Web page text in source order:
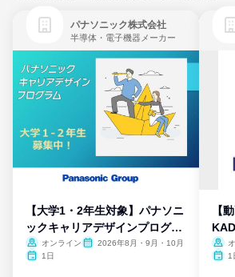
パナソニック株式会社
半導体・電子機器メーカー
【大学1・2年生対象】パナソニ
ックキャリアデザインプログラ
ム
オンライン
2026年8月・9月・10月
1日
【
1